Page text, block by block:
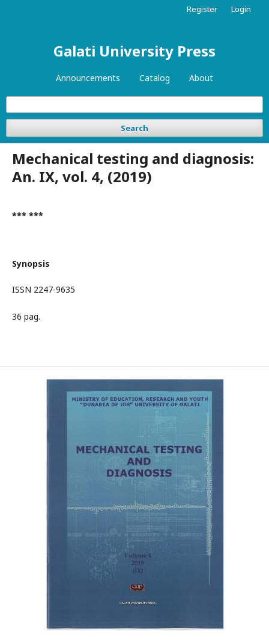
Galati University Press
Announcements Catalog About
Search
Register Login
Mechanical testing and diagnosis:
An. IX, vol. 4, (2019)
*** ***
Synopsis
ISSN 2247-9635
36 pag.